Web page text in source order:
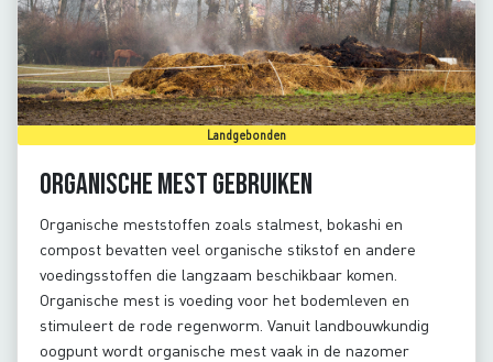
Landgebonden
Organische mest gebruiken
Organische meststoffen zoals stalmest, bokashi en
compost bevatten veel organische stikstof en andere
voedingsstoffen die langzaam beschikbaar komen.
Organische mest is voeding voor het bodemleven en
stimuleert de rode regenworm. Vanuit landbouwkundig
oogpunt wordt organische mest vaak in de nazomer